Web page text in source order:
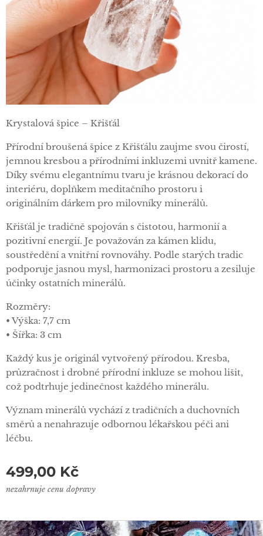
Krystalová špice – Křišťál
Přírodní broušená špice z Křišťálu zaujme svou čirostí,
jemnou kresbou a přírodními inkluzemi uvnitř kamene.
Díky svému elegantnímu tvaru je krásnou dekorací do
interiéru, doplňkem meditačního prostoru i
originálním dárkem pro milovníky minerálů.
Křišťál je tradičně spojován s čistotou, harmonií a
pozitivní energií. Je považován za kámen klidu,
soustředění a vnitřní rovnováhy. Podle starých tradic
podporuje jasnou mysl, harmonizaci prostoru a zesiluje
účinky ostatních minerálů.
Rozměry:
• Výška: 7,7 cm
• Šířka: 3 cm
Každý kus je originál vytvořený přírodou. Kresba,
průzračnost i drobné přírodní inkluze se mohou lišit,
což podtrhuje jedinečnost každého minerálu.
Význam minerálů vychází z tradičních a duchovních
směrů a nenahrazuje odbornou lékařskou péči ani
léčbu.
499,00 Kč
nezahrnuje cenu dopravy